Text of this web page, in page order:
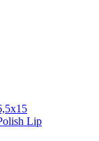
Lip